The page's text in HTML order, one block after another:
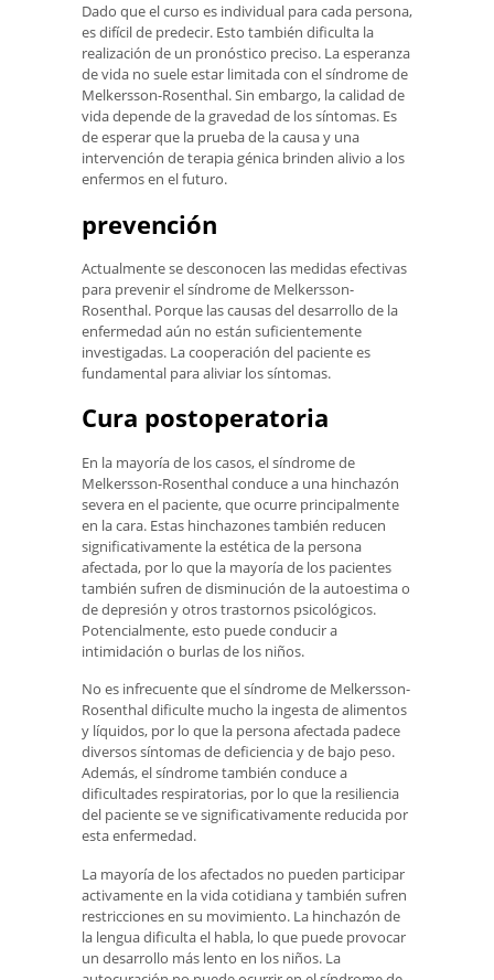
Dado que el curso es individual para cada persona,
es difícil de predecir. Esto también dificulta la
realización de un pronóstico preciso. La esperanza
de vida no suele estar limitada con el síndrome de
Melkersson-Rosenthal. Sin embargo, la calidad de
vida depende de la gravedad de los síntomas. Es
de esperar que la prueba de la causa y una
intervención de terapia génica brinden alivio a los
enfermos en el futuro.
prevención
Actualmente se desconocen las medidas efectivas
para prevenir el síndrome de Melkersson-
Rosenthal. Porque las causas del desarrollo de la
enfermedad aún no están suficientemente
investigadas. La cooperación del paciente es
fundamental para aliviar los síntomas.
Cura postoperatoria
En la mayoría de los casos, el síndrome de
Melkersson-Rosenthal conduce a una hinchazón
severa en el paciente, que ocurre principalmente
en la cara. Estas hinchazones también reducen
significativamente la estética de la persona
afectada, por lo que la mayoría de los pacientes
también sufren de disminución de la autoestima o
de depresión y otros trastornos psicológicos.
Potencialmente, esto puede conducir a
intimidación o burlas de los niños.
No es infrecuente que el síndrome de Melkersson-
Rosenthal dificulte mucho la ingesta de alimentos
y líquidos, por lo que la persona afectada padece
diversos síntomas de deficiencia y de bajo peso.
Además, el síndrome también conduce a
dificultades respiratorias, por lo que la resiliencia
del paciente se ve significativamente reducida por
esta enfermedad.
La mayoría de los afectados no pueden participar
activamente en la vida cotidiana y también sufren
restricciones en su movimiento. La hinchazón de
la lengua dificulta el habla, lo que puede provocar
un desarrollo más lento en los niños. La